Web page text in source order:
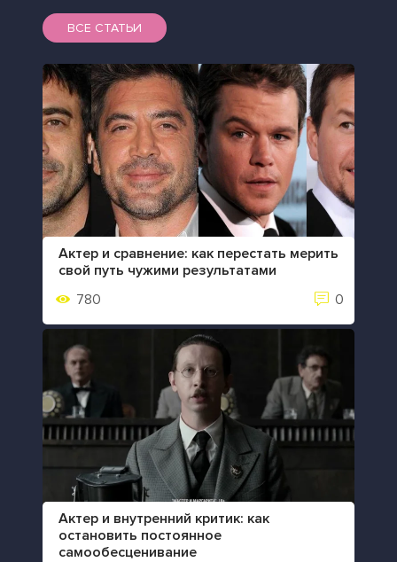
ВСЕ СТАТЬИ
Актер и сравнение: как перестать мерить
свой путь чужими результатами
780
0
Актер и внутренний критик: как
остановить постоянное
самообесценивание